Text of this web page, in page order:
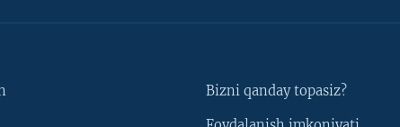
Bizni qanday topasiz?